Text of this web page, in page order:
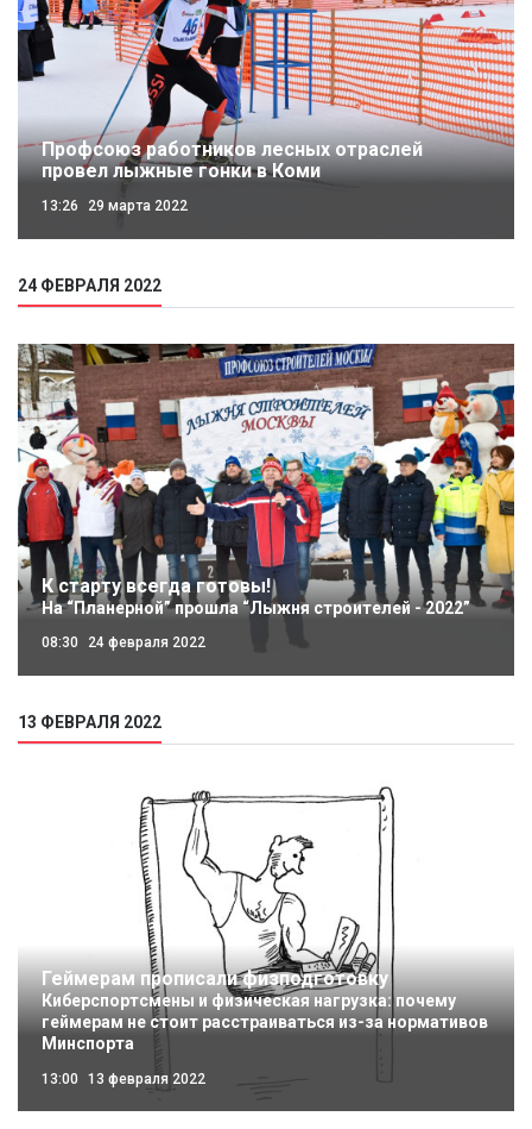
Профсоюз работников лесных отраслей
провел лыжные гонки в Коми
13:26 29 марта 2022
24 ФЕВРАЛЯ 2022
К старту всегда готовы!
На “Планерной” прошла “Лыжня строителей - 2022”
08:30 24 февраля 2022
13 ФЕВРАЛЯ 2022
Геймерам прописали физподготовку
Киберспортсмены и физическая нагрузка: почему
геймерам не стоит расстраиваться из-за нормативов
Минспорта
13:00 13 февраля 2022